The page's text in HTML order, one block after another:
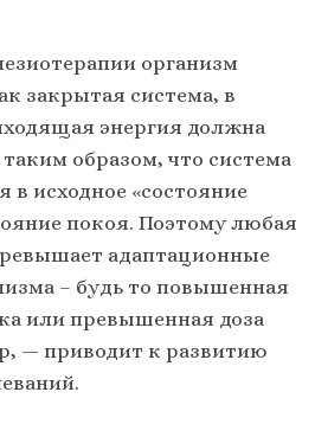
организм
закрытая система, в
энергия должна
образом, что система
в исходное «состояние
покоя. Поэтому любая
адаптационные
– будь то повышенная
или превышенная доза
— приводит к развитию